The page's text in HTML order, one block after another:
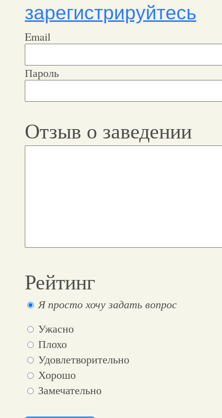
зарегистрируйтесь
Email
Пароль
Отзыв о заведении
Рейтинг
Я просто хочу задать вопрос
Ужасно
Плохо
Удовлетворительно
Хорошо
Замечательно